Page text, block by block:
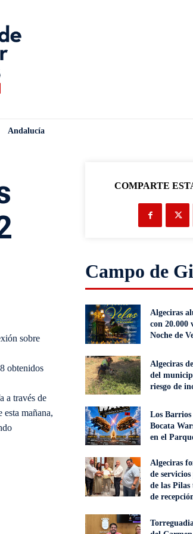
Andalucía
sobre
obtenidos
a través de
mañana,
COMPARTE
Campo de
Algeciras
con 20.000
Noche de
Algeciras
del
riesgo de
Los Barrios
Bocata
en el
Algeciras
de
de las
de